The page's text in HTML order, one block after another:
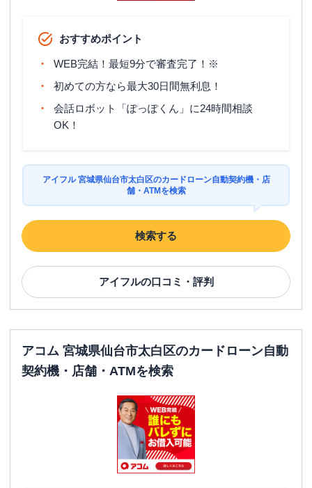
おすすめポイント
WEB完結！最短9分で審査完了！※
初めての方なら最大30日間無利息！
会話ロボット「ぽっぽくん」に24時間相談
OK！
アイフル 宮城県仙台市太白区のカードローン自動契約機・店
舗・ATMを検索
検索する
アイフルの口コミ・評判
アコム 宮城県仙台市太白区のカードローン自動
契約機・店舗・ATMを検索